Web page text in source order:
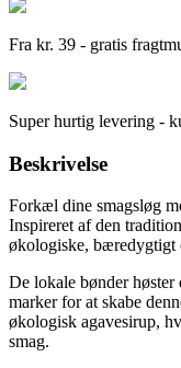
Fra kr. 39 - gratis
Super hurtig levering -
Beskrivelse
Forkæl dine smagsløg
Inspireret af den
økologiske, bæredygtigt
De lokale bønder
marker for at skabe
økologisk agavesirup,
smag.